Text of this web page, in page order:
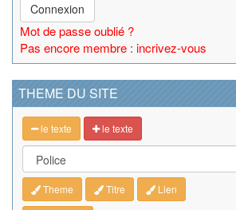
Connexion
Mot de passe oublié ?
Pas encore membre : incrivez-vous
THEME DU SITE
le texte le texte
Theme Titre Lien